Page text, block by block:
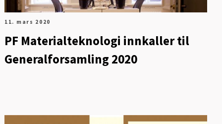
11. mars 2020
PF Materialteknologi innkaller til
Generalforsamling 2020